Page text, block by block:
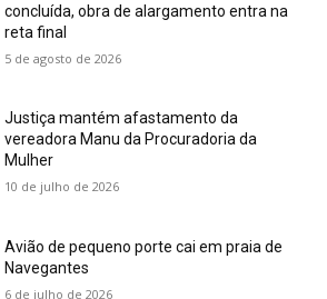
concluída, obra de alargamento entra na
reta final
5 de agosto de 2026
Justiça mantém afastamento da
vereadora Manu da Procuradoria da
Mulher
10 de julho de 2026
Avião de pequeno porte cai em praia de
Navegantes
6 de julho de 2026